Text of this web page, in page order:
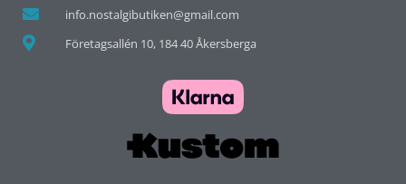
info.nostalgibutiken@gmail.com
Företagsallén 10, 184 40 Åkersberga